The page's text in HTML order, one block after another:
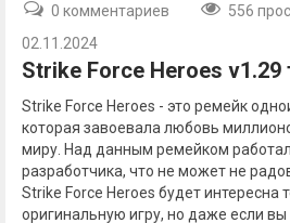
0 комментариев
556
02.11.2024
Strike Force Heroes v1.29
Strike Force Heroes - это ремейк
которая завоевала любовь
миру. Над данным ремейком
разработчика, что не может не
Strike Force Heroes будет интересна
оригинальную игру, но даже если вы